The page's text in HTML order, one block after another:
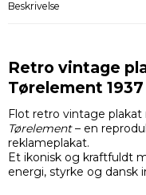
Beskrivelse
Retro vintage
Tørelement 1937
Flot retro vintage
Tørelement– en
reklameplakat.
Et ikonisk og kraftfuldt
energi, styrke og dansk